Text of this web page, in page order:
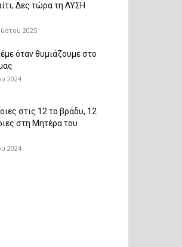
Δες τώρα τη ΛΥΣΗ
2025
όταν θυμιάζουμε στο
2024
στις 12 το βράδυ, 12
στη Μητέρα του
2024